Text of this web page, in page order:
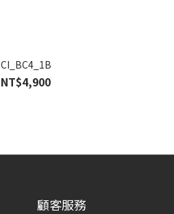
CI_BC4_1B
NT$4,900
顧客服務